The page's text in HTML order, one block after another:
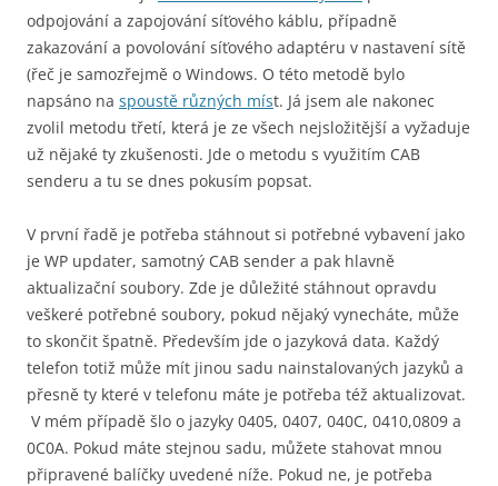
odpojování a zapojování síťového káblu, případně
zakazování a povolování síťového adaptéru v nastavení sítě
(řeč je samozřejmě o Windows. O této metodě bylo
napsáno na spoustě různých míst. Já jsem ale nakonec
zvolil metodu třetí, která je ze všech nejsložitější a vyžaduje
už nějaké ty zkušenosti. Jde o metodu s využitím CAB
senderu a tu se dnes pokusím popsat.
V první řadě je potřeba stáhnout si potřebné vybavení jako
je WP updater, samotný CAB sender a pak hlavně
aktualizační soubory. Zde je důležité stáhnout opravdu
veškeré potřebné soubory, pokud nějaký vynecháte, může
to skončit špatně. Především jde o jazyková data. Každý
telefon totiž může mít jinou sadu nainstalovaných jazyků a
přesně ty které v telefonu máte je potřeba též aktualizovat.
V mém případě šlo o jazyky 0405, 0407, 040C, 0410,0809 a
0C0A. Pokud máte stejnou sadu, můžete stahovat mnou
připravené balíčky uvedené níže. Pokud ne, je potřeba